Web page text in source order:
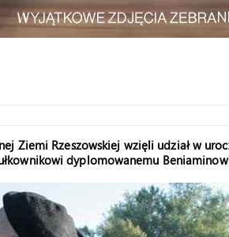
Ziemi Rzeszowskiej wzięli udział w
dyplomowanemu